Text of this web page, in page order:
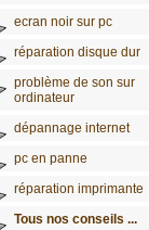
ecran noir sur pc
réparation disque dur
problème de son sur
ordinateur
dépannage internet
pc en panne
réparation imprimante
Tous nos conseils ...